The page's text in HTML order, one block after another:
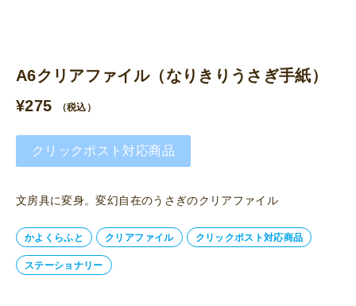
A6クリアファイル（なりきりうさぎ手紙）
¥275 （税込）
クリックポスト対応商品
文房具に変身。変幻自在のうさぎのクリアファイル
かよくらふと クリアファイル クリックポスト対応商品
ステーショナリー